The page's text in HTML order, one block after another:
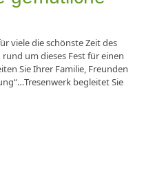
viele die schönste Zeit des
um dieses Fest für einen
Sie Ihrer Familie, Freunden
begleitet Sie